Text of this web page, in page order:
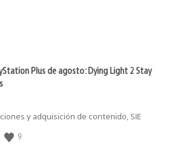
Plus de agosto: Dying Light 2 Stay
y adquisición de contenido, SIE
9